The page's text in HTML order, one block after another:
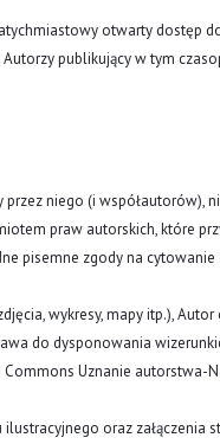
otwarty dostęp
Autorzy publikujący w tym
niego (i współautorów),
praw autorskich, które
pisemne zgody na cytowanie
wykresy, mapy itp.),
do dysponowania
Uznanie autorstwa-
oraz